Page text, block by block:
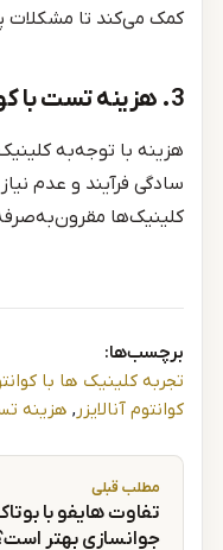
کمک می‌کند تا مشکلات
3. هزینه تست با کوانتوم آنالایزر چقدر است؟
هزینه با توجه‌به
سادگی فرآیند و عدم
کلینیک‌ها
برچسب‌ها:
تجربه کلینیک ها با
کوانتوم آنالایزر, هزینه
راهبری نوشته
مطلب قبلی
تفاوت هایفو با
جوانسازی بهتر